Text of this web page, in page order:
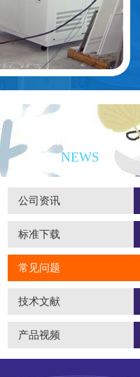
新闻资讯
NEWS
公司资讯
标准下载
常见问题
技术文献
产品视频